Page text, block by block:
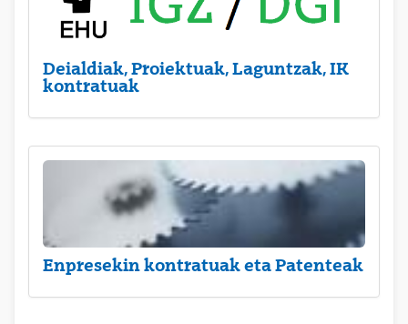
Deialdiak, Proiektuak, Laguntzak, IK
kontratuak
Enpresekin kontratuak eta Patenteak